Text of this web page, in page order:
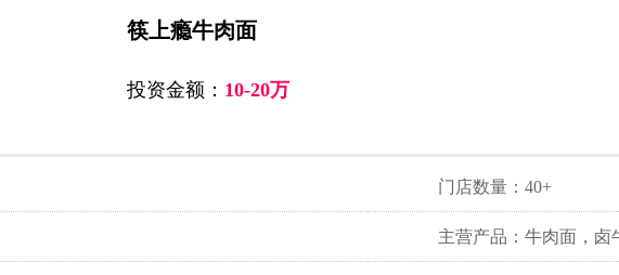
筷上瘾牛肉面
投资金额： 10-20万
门店数量：40+
主营产品：牛肉面，卤